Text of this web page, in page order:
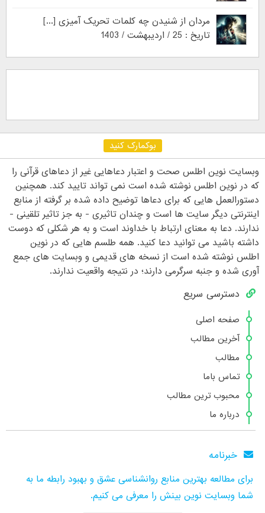
مردان از شنیدن چه کلمات تحریک آمیزی [...]
تاریخ : 25 / اردیبهشت / 1403
بوکمارک کنید
وبسایت نوین اطلس صحت و اعتبار دعاهایی غیر از دعاهای قرآنی را
که در نوین اطلس نوشته شده است نمی تواند تایید کند. همچنین
دستورالعمل هایی که برای دعاها توضیح داده شده بر گرفته از منابع
اینترنتی دیگر سایت ها است و چندان تاثیری - به جز تاثیر تلقینی -
ندارند. دعا به معنای ارتباط با خداوند است و به هر شکلی که دوست
داشته باشید می توانید دعا کنید. همه طلسم هایی که در نوین
اطلس نوشته شده است از نسخه های قدیمی و وبسایت های جمع
آوری شده و جنبه سرگرمی دارند؛ در نتیجه واقعیت ندارند.
دسترسی سریع
صفحه اصلی
آخرین مطالب
مطالب
تماس باما
محبوب ترین مطالب
درباره ما
خبرنامه
برای مطالعه بهترین منابع روانشناسی عشق و بهبود رابطه ما به
شما وبسایت نوین بینش را معرفی می کنیم.